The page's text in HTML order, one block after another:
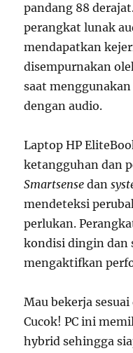
pandang 88
perangkat lunak
mendapatkan
disempurnakan
saat
dengan audio.
Laptop HP
ketangguhan dan
Smartsense dan
mendeteksi
perlukan.
kondisi dingin dan
mengaktifkan
Mau bekerja
Cucok! PC ini
hybrid sehingga